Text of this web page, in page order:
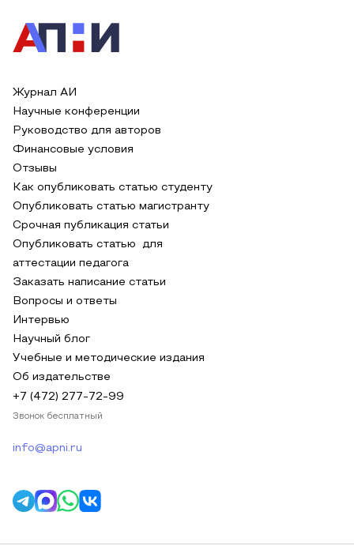
Журнал АИ
Научные конференции
Руководство для авторов
Финансовые условия
Отзывы
Как опубликовать статью студенту
Опубликовать статью магистранту
Срочная публикация статьи
Опубликовать статью для
аттестации педагога
Заказать написание статьи
Вопросы и ответы
Интервью
Научный блог
Учебные и методические издания
Об издательстве
+7 (472) 277-72-99
Звонок бесплатный
info@apni.ru